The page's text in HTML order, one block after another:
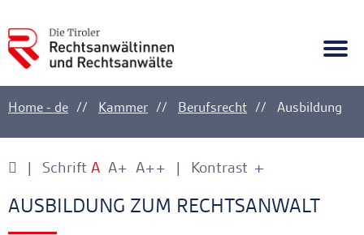
Ankerlink
Home - de Kammer Berufsrecht Ausbildung
Schrift A A+ A++ Kontrast +
-
Ankerlink
AUSBILDUNG ZUM RECHTSANWALT